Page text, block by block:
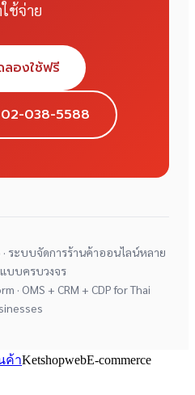
ช้จ่าย
ลองใช้ฟรี
02-038-5588
ระบบจัดการร้านค้าออนไลน์หลาย
บบครบวงจร
· OMS + CRM + CDP for Thai
ค้าKetshopwebE-commerce